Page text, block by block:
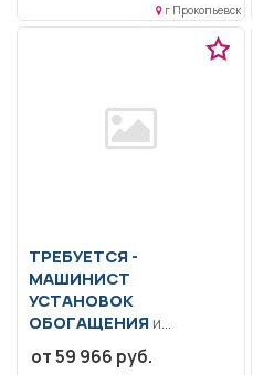
инструкцией,...
г Прокопьевск
ТРЕБУЕТСЯ -
МАШИНИСТ
УСТАНОВОК
ОБОГАЩЕНИЯ и
Образование: Общее
от 59 966 руб.